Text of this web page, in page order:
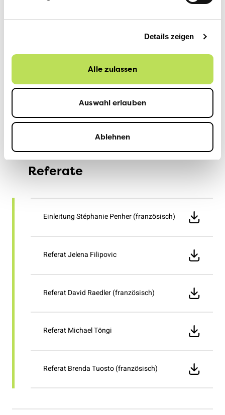
Details zeigen
Alle zulassen
Auswahl erlauben
Ablehnen
Jelena Filipovic, Co-Präsidentin VCS Schweiz, 079
Michael Töngi, Mitglied Zentralvorstand und
Nationalrat Grüne/LU, 079 205 97 65
Stéphanie Penher, VCS-Geschäftsführerin, 079 711
Medienstelle VCS, 079 708 05 36,
medien@verkehrsclub.ch
Referate
Einleitung Stéphanie Penher (französisch)
Referat Jelena Filipovic
Referat David Raedler (französisch)
Referat Michael Töngi
Referat Brenda Tuosto (französisch)